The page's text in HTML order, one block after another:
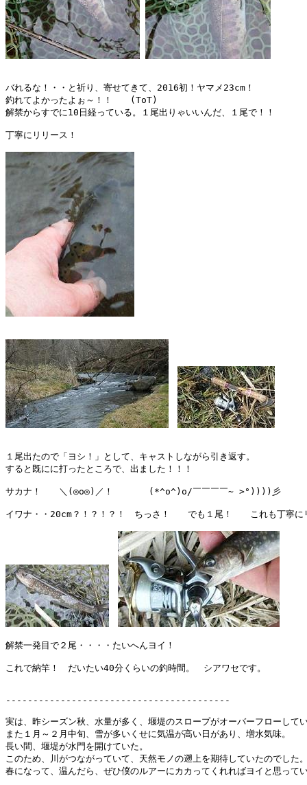
バれるな！・・と祈り、寄せてきて、2016初！ヤマメ23cm！
釣れてよかったよぉ～！！　　(ToT)
解禁からすでに10日経っている。１尾出りゃいいんだ、１尾で！！
丁寧にリリース！
１尾出たので「ヨシ！」として、キャストしながら引き返す。
すると既にに打ったところで、出ました！！！
サカナ！　　＼(◎o◎)／！　　　　(*^o^)o/￣￣￣￣~ >°))))彡
イワナ・・20cm？！？！？！　ちっさ！　　でも１尾！　　これも丁寧に
解禁一発目で２尾・・・・たいへんヨイ！
これで納竿！　だいたい40分くらいの釣時間。　シアワセです。
-----------------------------------------
実は、昨シーズン秋、水量が多く、堰堤のスロープがオーバーフローして
また１月～２月中旬、雪が多いくせに気温が高い日があり、増水気味。
長い間、堰堤が水門を開けていた。
このため、川がつながっていて、天然モノの遡上を期待していたのでした
春になって、温んだら、ぜひ僕のルアーにカカってくれればヨイと思って